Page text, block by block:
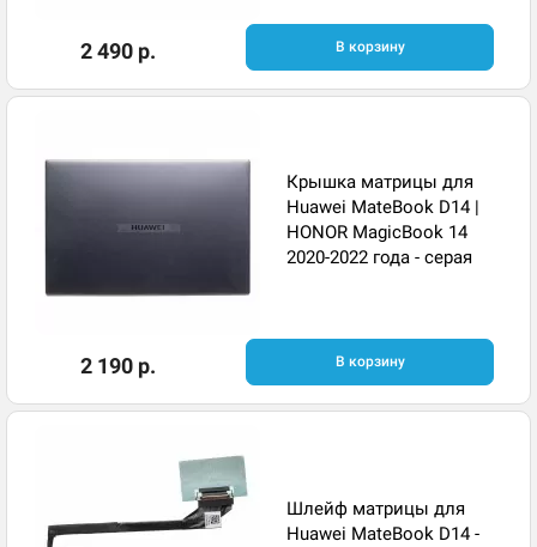
2 490 р. В корзину
Крышка матрицы для
Huawei MateBook D14 |
HONOR MagicBook 14
2020-2022 года - серая
2 190 р. В корзину
Шлейф матрицы для
Huawei MateBook D14 -